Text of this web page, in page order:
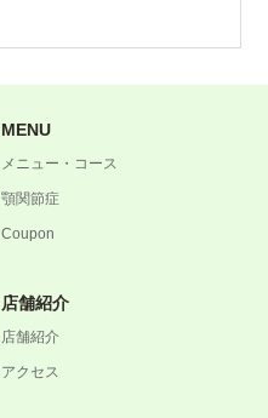
MENU
メニュー・コース
顎関節症
Coupon
店舗紹介
店舗紹介
アクセス